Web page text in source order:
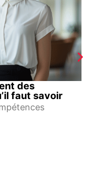
des
faut savoir